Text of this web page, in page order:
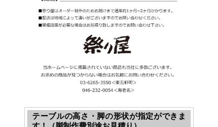
テーブルの高さ・脚の形状が指定ができま